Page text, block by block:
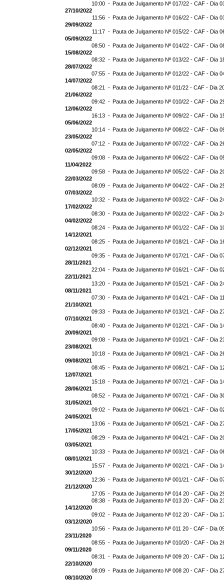
10:00 - Pauta de Julgamento Nº 017/22 - CAF - Dia
27/10/2022
11:56 - Pauta de Julgamento Nº 016/22 - CAF - Dia
29/09/2022
11:17 - Pauta de Julgamento Nº 015/22 - CAF - Dia
05/09/2022
08:50 - Pauta de Julgamento Nº 014/22 - CAF - Dia
15/08/2022
08:32 - Pauta de Julgamento Nº 013/22 - CAF - Dia
28/07/2022
07:55 - Pauta de Julgamento Nº 012/22 - CAF - Dia
14/07/2022
08:21 - Pauta de Julgamento Nº 011/22 - CAF - Dia
21/06/2022
09:42 - Pauta de Julgamento Nº 010/22 - CAF - Dia
12/06/2022
16:13 - Pauta de Julgamento Nº 009/22 - CAF - Dia
05/06/2022
10:14 - Pauta de Julgamento Nº 008/22 - CAF - Dia
23/05/2022
07:12 - Pauta de Julgamento Nº 007/22 - CAF - Dia
02/05/2022
09:08 - Pauta de Julgamento Nº 006/22 - CAF - Dia
11/04/2022
09:58 - Pauta de Julgamento Nº 005/22 - CAF - Dia
22/03/2022
08:09 - Pauta de Julgamento Nº 004/22 - CAF - Dia
07/03/2022
10:32 - Pauta de Julgamento Nº 003/22 - CAF - Dia
17/02/2022
08:30 - Pauta de Julgamento Nº 002/22 - CAF - Dia
04/02/2022
08:24 - Pauta de Julgamento Nº 001/22 - CAF - Dia
14/12/2021
08:25 - Pauta de Julgamento Nº 018/21 - CAF - Dia
02/12/2021
09:35 - Pauta de Julgamento Nº 017/21 - CAF - Dia
28/11/2021
22:04 - Pauta de Julgamento Nº 016/21 - CAF - Dia
22/11/2021
13:20 - Pauta de Julgamento Nº 015/21 - CAF - Dia
08/11/2021
07:30 - Pauta de Julgamento Nº 014/21 - CAF - Dia
21/10/2021
09:33 - Pauta de Julgamento Nº 013/21 - CAF - Dia
07/10/2021
08:40 - Pauta de Julgamento Nº 012/21 - CAF - Dia
20/09/2021
09:08 - Pauta de Julgamento Nº 010/21 - CAF - Dia
23/08/2021
10:18 - Pauta de Julgamento Nº 009/21 - CAF - Dia
09/08/2021
08:45 - Pauta de Julgamento Nº 008/21 - CAF - Dia
12/07/2021
15:18 - Pauta de Julgamento Nº 007/21 - CAF - Dia
28/06/2021
08:52 - Pauta de Julgamento Nº 007/21 - CAF - Dia
31/05/2021
09:02 - Pauta de Julgamento Nº 006/21 - CAF - Dia
24/05/2021
13:06 - Pauta de Julgamento Nº 005/21 - CAF - Dia
17/05/2021
08:29 - Pauta de Julgamento Nº 004/21 - CAF - Dia
03/05/2021
10:33 - Pauta de Julgamento Nº 003/21 - CAF - Dia
08/01/2021
15:57 - Pauta de Julgamento Nº 002/21 - CAF - Dia
30/12/2020
12:36 - Pauta de Julgamento Nº 001/21 - CAF - Dia
21/12/2020
17:05 - Pauta de Julgamento Nº 014 20 - CAF - Dia
08:38 - Pauta de Julgamento Nº 013 20 - CAF - Dia
14/12/2020
09:02 - Pauta de Julgamento Nº 012 20 - CAF - Dia
03/12/2020
10:56 - Pauta de Julgamento Nº 011 20 - CAF - Dia
23/11/2020
08:55 - Pauta de Julgamento Nº 010/20 - CAF - Dia
09/11/2020
08:31 - Pauta de Julgamento Nº 009 20 - CAF - Dia
22/10/2020
08:09 - Pauta de Julgamento Nº 008 20 - CAF - Dia
08/10/2020